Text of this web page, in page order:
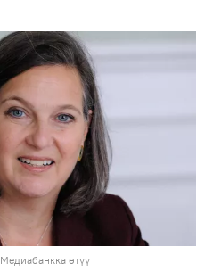
Медиабанкка өтүү